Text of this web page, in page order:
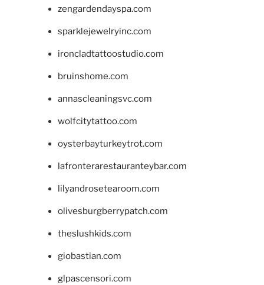
zengardendayspa.com
sparklejewelryinc.com
ironcladtattoostudio.com
bruinshome.com
annascleaningsvc.com
wolfcitytattoo.com
oysterbayturkeytrot.com
lafronterarestauranteybar.com
lilyandrosetearoom.com
olivesburgberrypatch.com
theslushkids.com
giobastian.com
glpascensori.com